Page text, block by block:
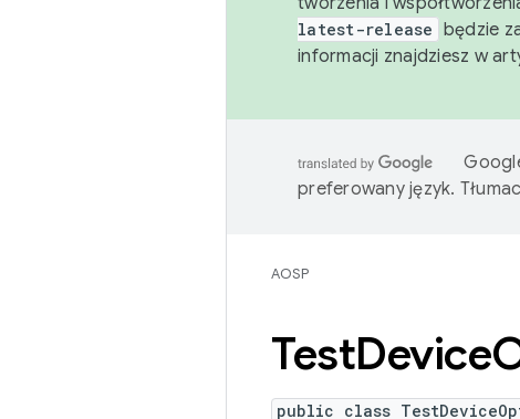
latest-release będzie
informacji znajdziesz w
preferowany język.
AOSP
TestDevice
public class